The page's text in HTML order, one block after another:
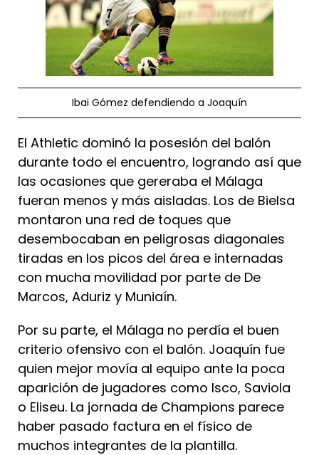
Ibai Gómez defendiendo a Joaquín
El Athletic dominó la posesión del balón
durante todo el encuentro, logrando así que
las ocasiones que gereraba el Málaga
fueran menos y más aisladas. Los de Bielsa
montaron una red de toques que
desembocaban en peligrosas diagonales
tiradas en los picos del área e internadas
con mucha movilidad por parte de De
Marcos, Aduriz y Muniaín.
Por su parte, el Málaga no perdía el buen
criterio ofensivo con el balón. Joaquín fue
quien mejor movía al equipo ante la poca
aparición de jugadores como Isco, Saviola
o Eliseu. La jornada de Champions parece
haber pasado factura en el físico de
muchos integrantes de la plantilla.